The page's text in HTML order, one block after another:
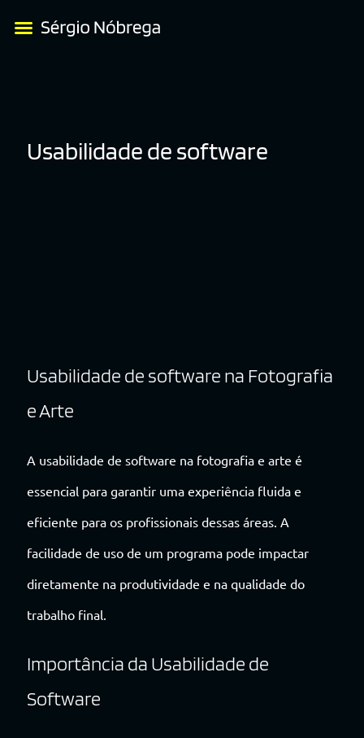
Usabilidade de software
Usabilidade de software na Fotografia
e Arte
A usabilidade de software na fotografia e arte é
essencial para garantir uma experiência fluida e
eficiente para os profissionais dessas áreas. A
facilidade de uso de um programa pode impactar
diretamente na produtividade e na qualidade do
trabalho final.
Importância da Usabilidade de
Software